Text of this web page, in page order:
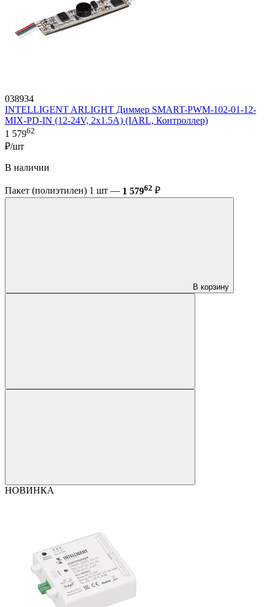
038934
INTELLIGENT ARLIGHT Диммер SMART-PWM-102-01-12-
MIX-PD-IN (12-24V, 2x1.5A) (IARL, Контроллер)
1 57962
₽/шт
В наличии
Пакет (полиэтилен) 1 шт — 1 57962 ₽
В корзину
НОВИНКА